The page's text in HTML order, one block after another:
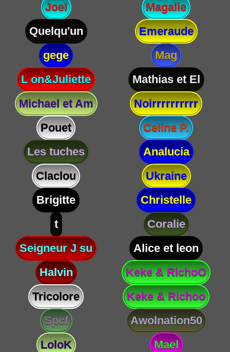
Joel
Magalie
Quelqu'un
Emeraude
gege
Mag
L on&Juliette
Mathias et El
Michael et Am
Noirrrrrrrrrr
Pouet
Celine P.
Les tuches
Analucia
Claclou
Ukraine
Brigitte
Christelle
t
Coralie
Seigneur J su
Alice et leon
Halvin
Keke & RichoO
Tricolore
Keke & Richoo
Spcf
Awolnation50
LoloK
Mael